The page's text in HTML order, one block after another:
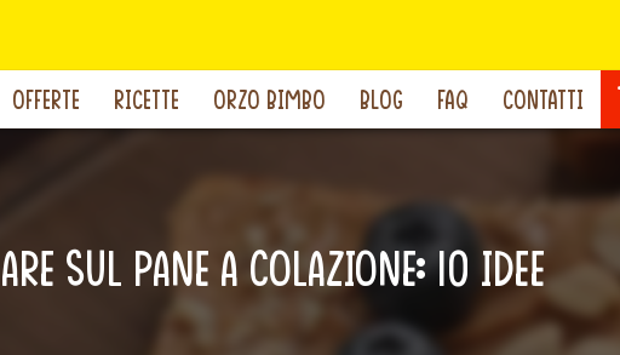
OFFERTE RICETTE ORZO BIMBO BLOG FAQ CONTATTI
sul pane a colazione: 10 idee